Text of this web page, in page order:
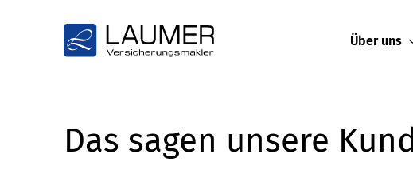
Über uns
Das sagen unsere